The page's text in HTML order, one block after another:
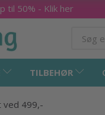
til 50% - Klik her
TILBEHØR
ved 499,-